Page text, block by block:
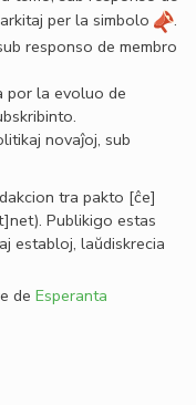
per la simbolo
.
responso de membro
por la evoluo de
novaĵoj, sub
tra pakto [ĉe]
. Publikigo estas
establoj, laŭdiskrecia
de Esperanta